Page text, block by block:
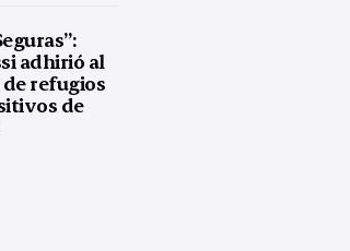
adhirió al
refugios
de